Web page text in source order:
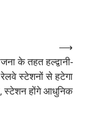
के तहत हल्द्वानी-
स्टेशनों से हटेगा
स्टेशन होंगे आधुनिक
⟶